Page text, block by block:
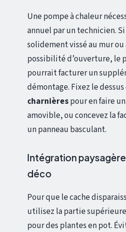
Une pompe à chaleur
annuel par un technicien.
solidement vissé au mur ou
possibilité d’ouverture, le
pourrait facturer un
démontage. Fixez le
charnièrespour en faire
amovible, ou concevez la
un panneau basculant.
Intégration
déco
Pour que le cache
utilisez la partie
pour des plantes en pot.